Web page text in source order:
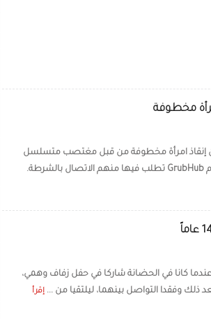
مخطوفة
إنقاذ امرأة مخطوفة من قبل مغتصب متسلسل
بعد أن أرسلت رسالة عبر تطبيق توصيل الطعام GrubHub تطلب فيها منهم الاتصال بالشرطة.
كانا في الحضانة شاركا في حفل زفاف وهمي،
وفقدا التواصل بينهما، ليلتقيا من ... إقرأ